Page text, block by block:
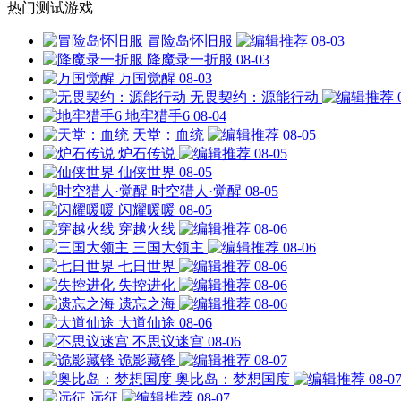
热门测试游戏
冒险岛怀旧服
08-03
降魔录一折服 08-03
万国觉醒 08-03
无畏契约：源能行动
地牢猎手6 08-04
天堂：血统
08-05
炉石传说
08-05
仙侠世界 08-05
时空猎人·觉醒 08-05
闪耀暖暖 08-05
穿越火线
08-06
三国大领主
08-06
七日世界
08-06
失控进化
08-06
遗忘之海
08-06
大道仙途 08-06
不思议迷宫 08-06
诡影藏锋
08-07
奥比岛：梦想国度
08-07
远征
08-07